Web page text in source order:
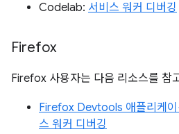
Codelab: 서비스 워커 디버깅
Firefox
Firefox 사용자는 다음 리소스를 참
Firefox Devtools 애플리케이
스 워커 디버깅